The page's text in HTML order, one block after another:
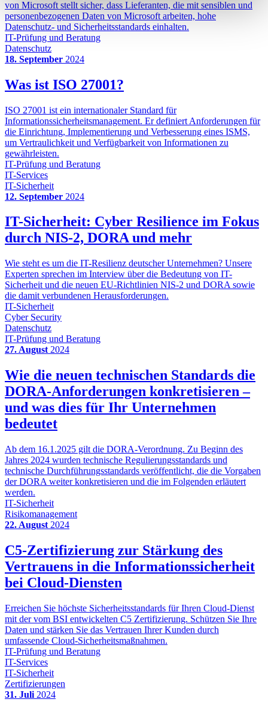
von Microsoft stellt sicher, dass Lieferanten, die mit sensiblen und
personenbezogenen Daten von Microsoft arbeiten, hohe
Datenschutz- und Sicherheitsstandards einhalten.
IT-Prüfung und Beratung
Datenschutz
18. September 2024
Was ist ISO 27001?
ISO 27001 ist ein internationaler Standard für
Informationssicherheitsmanagement. Er definiert Anforderungen für
die Einrichtung, Implementierung und Verbesserung eines ISMS,
um Vertraulichkeit und Verfügbarkeit von Informationen zu
gewährleisten.
IT-Prüfung und Beratung
IT-Services
IT-Sicherheit
12. September 2024
IT-Sicherheit: Cyber Resilience im Fokus
durch NIS-2, DORA und mehr
Wie steht es um die IT-Resilienz deutscher Unternehmen? Unsere
Experten sprechen im Interview über die Bedeutung von IT-
Sicherheit und die neuen EU-Richtlinien NIS-2 und DORA sowie
die damit verbundenen Herausforderungen.
IT-Sicherheit
Cyber Security
Datenschutz
IT-Prüfung und Beratung
27. August 2024
Wie die neuen technischen Standards die
DORA-Anforderungen konkretisieren –
und was dies für Ihr Unternehmen
bedeutet
Ab dem 16.1.2025 gilt die DORA-Verordnung. Zu Beginn des
Jahres 2024 wurden technische Regulierungsstandards und
technische Durchführungsstandards veröffentlicht, die die Vorgaben
der DORA weiter konkretisieren und die im Folgenden erläutert
werden.
IT-Sicherheit
Risikomanagement
22. August 2024
C5-Zertifizierung zur Stärkung des
Vertrauens in die Informationssicherheit
bei Cloud-Diensten
Erreichen Sie höchste Sicherheitsstandards für Ihren Cloud-Dienst
mit der vom BSI entwickelten C5 Zertifizierung. Schützen Sie Ihre
Daten und stärken Sie das Vertrauen Ihrer Kunden durch
umfassende Cloud-Sicherheitsmaßnahmen.
IT-Prüfung und Beratung
IT-Services
IT-Sicherheit
Zertifizierungen
31. Juli 2024